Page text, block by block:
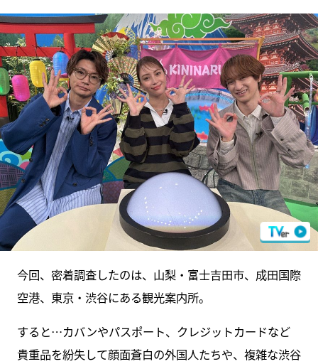
今回、密着調査したのは、山梨・富士吉田市、成田国際
空港、東京・渋谷にある観光案内所。
すると…カバンやパスポート、クレジットカードなど
貴重品を紛失して顔面蒼白の外国人たちや、複雑な渋谷